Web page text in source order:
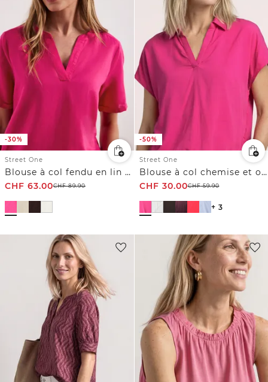
-30%
Street One
Blouse à col fendu en lin mélangé
CHF 63.00CHF89.90
-50%
Street One
Blouse à col chemise et ourlet élastiqué
CHF 30.00CHF59.90
+ 3